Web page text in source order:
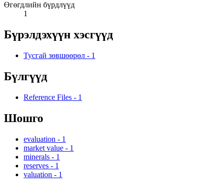
Өгөгдлийн бүрдлүүд
1
Бүрэлдэхүүн хэсгүүд
Тусгай зөвшөөрөл - 1
Бүлгүүд
Reference Files - 1
Шошго
evaluation - 1
market value - 1
minerals - 1
reserves - 1
valuation - 1